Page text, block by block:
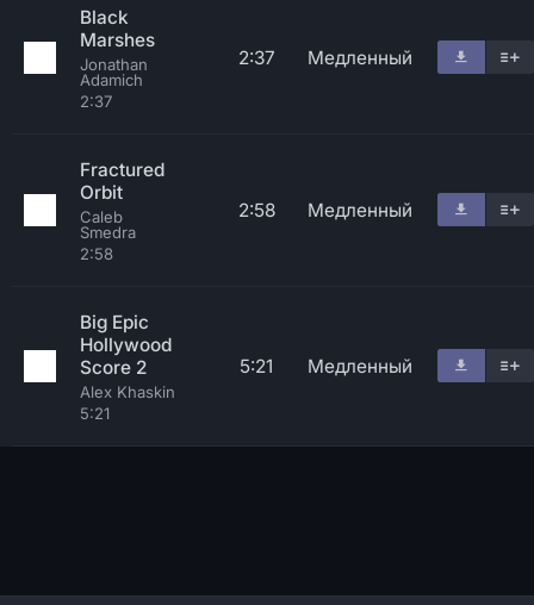
Black
Marshes
Jonathan
Adamich
2:37
2:37 Медленный
Fractured
Orbit
Caleb
Smedra
2:58
2:58 Медленный
Big Epic
Hollywood
Score 2
Alex Khaskin
5:21
5:21 Медленный